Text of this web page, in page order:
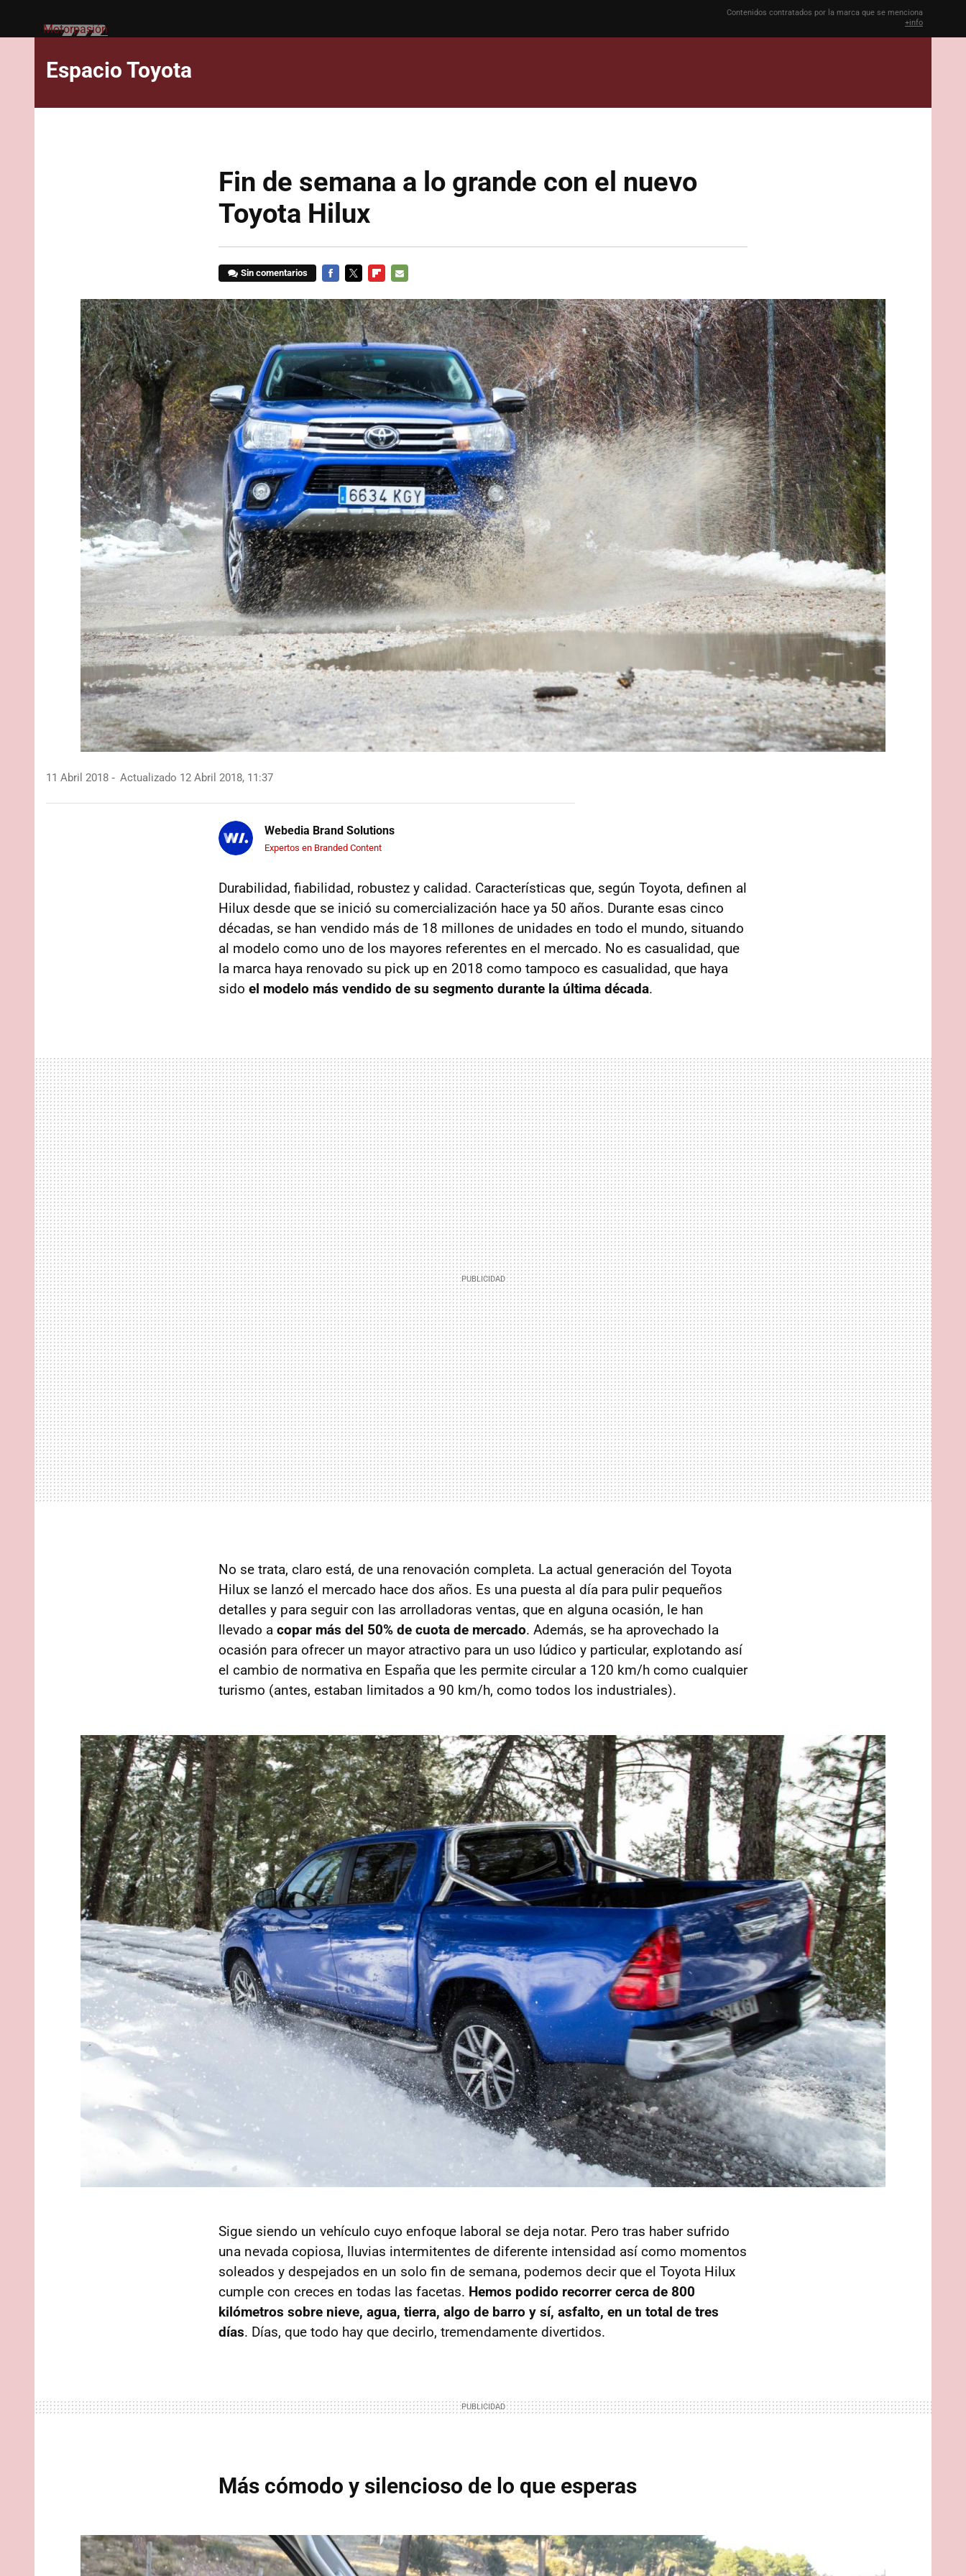
Contenidos contratados por la marca que se menciona
+info
Motorpasión
Espacio Toyota
Fin de semana a lo grande con el nuevo
Toyota Hilux
Sin comentarios
MAIL
11 Abril 2018 Actualizado 12 Abril 2018, 11:37
Webedia Brand Solutions
Expertos en Branded Content
Durabilidad, fiabilidad, robustez y calidad. Características que, según Toyota, definen al
Hilux desde que se inició su comercialización hace ya 50 años. Durante esas cinco
décadas, se han vendido más de 18 millones de unidades en todo el mundo, situando
al modelo como uno de los mayores referentes en el mercado. No es casualidad, que
la marca haya renovado su pick up en 2018 como tampoco es casualidad, que haya
sido el modelo más vendido de su segmento durante la última década.
No se trata, claro está, de una renovación completa. La actual generación del Toyota
Hilux se lanzó el mercado hace dos años. Es una puesta al día para pulir pequeños
detalles y para seguir con las arrolladoras ventas, que en alguna ocasión, le han
llevado a copar más del 50% de cuota de mercado. Además, se ha aprovechado la
ocasión para ofrecer un mayor atractivo para un uso lúdico y particular, explotando así
el cambio de normativa en España que les permite circular a 120 km/h como cualquier
turismo (antes, estaban limitados a 90 km/h, como todos los industriales).
Sigue siendo un vehículo cuyo enfoque laboral se deja notar. Pero tras haber sufrido
una nevada copiosa, lluvias intermitentes de diferente intensidad así como momentos
soleados y despejados en un solo fin de semana, podemos decir que el Toyota Hilux
cumple con creces en todas las facetas. Hemos podido recorrer cerca de 800
kilómetros sobre nieve, agua, tierra, algo de barro y sí, asfalto, en un total de tres
días. Días, que todo hay que decirlo, tremendamente divertidos.
Más cómodo y silencioso de lo que esperas